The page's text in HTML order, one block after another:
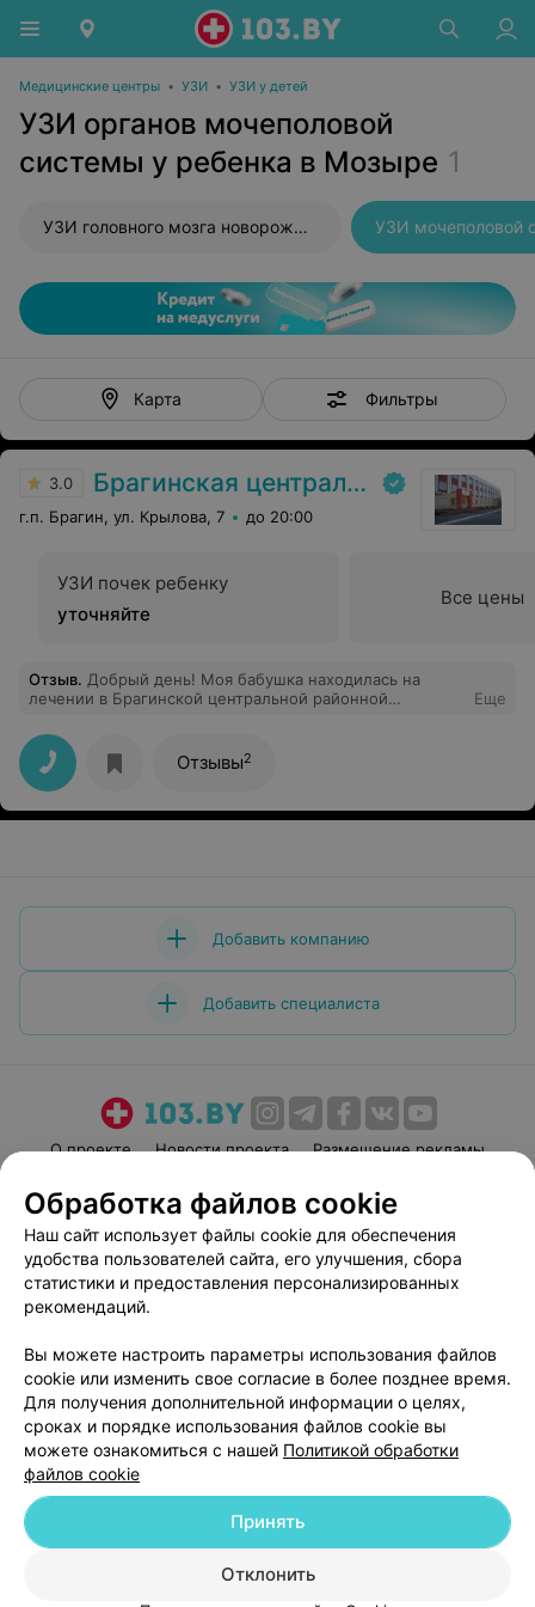
Медицинские центры • УЗИ • УЗИ у детей
УЗИ органов мочеполовой
системы у ребенка в Мозыре 1
УЗИ головного мозга новорожденного УЗИ мочеполовой
Карта Фильтры
3.0 Брагинская центральная районная больница
г.п. Брагин, ул. Крылова, 7 до 20:00
УЗИ почек ребенку
уточняйте
Все цены
Отзыв. Добрый день! Моя бабушка находилась на
лечении в Брагинской центральной районной
благодарность врачу терапевту Примак Ирине
Васильевне от своей бабушки Романовец Галины
Васильевны и от себя лично. Спасибо за
профессионализм, вовремя оказанное лечение,
корректное и внимательное отношение, за
Еще
Отзывы2
Добавить компанию
Добавить специалиста
О проекте Новости проекта
Размещение рекламы
Пользовательское соглашение
Способы оплаты
Вакансии
Партнеры
Написать руководителю 103.by
Персональные настройки cookie
Обработка персональных данных
© 2026 ООО «Артокс Лаб», УНП 191700409| 220012, Республика Беларусь,
г. Минск, улица Толбухина, 2, пом. 16 | help@103.by
Обработка файлов cookie
Наш сайт использует файлы cookie для обеспечения
удобства пользователей сайта, его улучшения, сбора
статистики и предоставления персонализированных
рекомендаций.
Вы можете настроить параметры использования файлов
cookie или изменить свое согласие в более позднее время.
Для получения дополнительной информации о целях,
сроках и порядке использования файлов cookie вы
можете ознакомиться с нашей Политикой обработки
файлов cookie
Отклонить
Принять